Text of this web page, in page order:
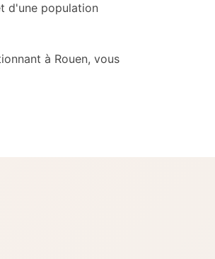
d'une population
à Rouen, vous